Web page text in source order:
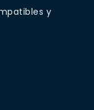
y